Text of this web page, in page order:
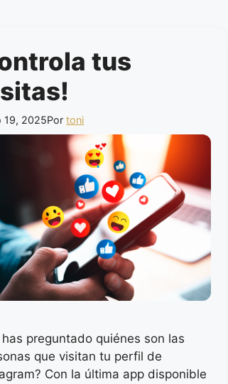
tus
19, 2025Portoni
has preguntado quiénes son las
que visitan tu perfil de
Con la última app disponible